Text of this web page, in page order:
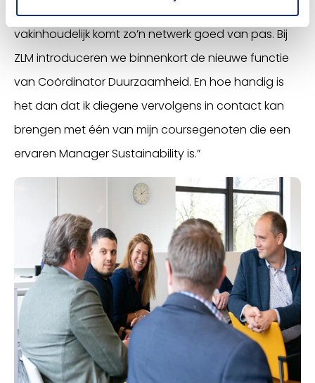
waarmee je kunt sparren.” Ze vervolgt: “En ook
vakinhoudelijk komt zo’n netwerk goed van pas. Bij
ZLM introduceren we binnenkort de nieuwe functie
van Coördinator Duurzaamheid. En hoe handig is
het dan dat ik diegene vervolgens in contact kan
brengen met één van mijn coursegenoten die een
ervaren Manager Sustainability is.”